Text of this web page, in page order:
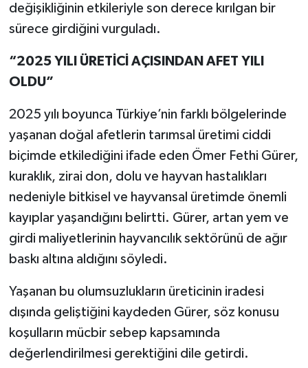
değişikliğinin etkileriyle son derece kırılgan bir
sürece girdiğini vurguladı.
“2025 YILI ÜRETİCİ AÇISINDAN AFET YILI
OLDU”
2025 yılı boyunca Türkiye’nin farklı bölgelerinde
yaşanan doğal afetlerin tarımsal üretimi ciddi
biçimde etkilediğini ifade eden Ömer Fethi Gürer,
kuraklık, zirai don, dolu ve hayvan hastalıkları
nedeniyle bitkisel ve hayvansal üretimde önemli
kayıplar yaşandığını belirtti. Gürer, artan yem ve
girdi maliyetlerinin hayvancılık sektörünü de ağır
baskı altına aldığını söyledi.
Yaşanan bu olumsuzlukların üreticinin iradesi
dışında geliştiğini kaydeden Gürer, söz konusu
koşulların mücbir sebep kapsamında
değerlendirilmesi gerektiğini dile getirdi.